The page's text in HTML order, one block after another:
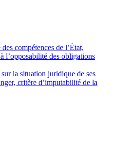
compétences de l’État,
l’opposabilité des obligations
la situation juridique de ses
critère d’imputabilité de la